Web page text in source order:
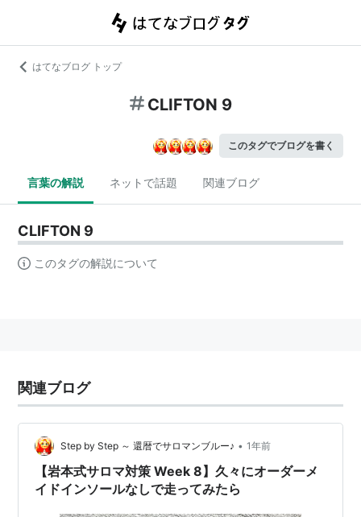
はてなブログ トップ
CLIFTON 9
このタグでブログを書く
言葉の解説 ネットで話題 関連ブログ
CLIFTON 9
このタグの解説について
関連ブログ
Step by Step ～ 還暦でサロマンブルー♪ • 1年前
【岩本式サロマ対策 Week 8】久々にオーダーメ
イドインソールなしで走ってみたら